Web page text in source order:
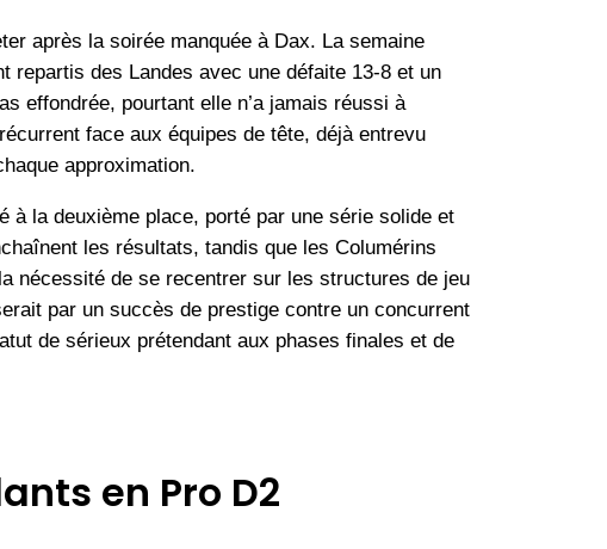
après la soirée manquée à Dax. La semaine
repartis des Landes avec une défaite 13-8 et un
effondrée, pourtant elle n’a jamais réussi à
face aux équipes de tête, déjà entrevu
approximation.
la deuxième place, porté par une série solide et
les résultats, tandis que les Columérins
nécessité de se recentrer sur les structures de jeu
par un succès de prestige contre un concurrent
de sérieux prétendant aux phases finales et de
en Pro D2